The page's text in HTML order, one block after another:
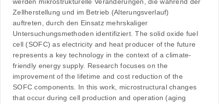
werden mikrostrukturelle Veränderungen, die während der
Zellherstellung und im Betrieb (Alterungsverlauf)
auftreten, durch den Einsatz mehrskaliger
Untersuchungsmethoden identifiziert. The solid oxide fuel
cell (SOFC) as electricity and heat producer of the future
represents a key technology in the context of a climate-
friendly energy supply. Research focuses on the
improvement of the lifetime and cost reduction of the
SOFC components. In this work, microstructural changes
that occur during cell production and operation (aging